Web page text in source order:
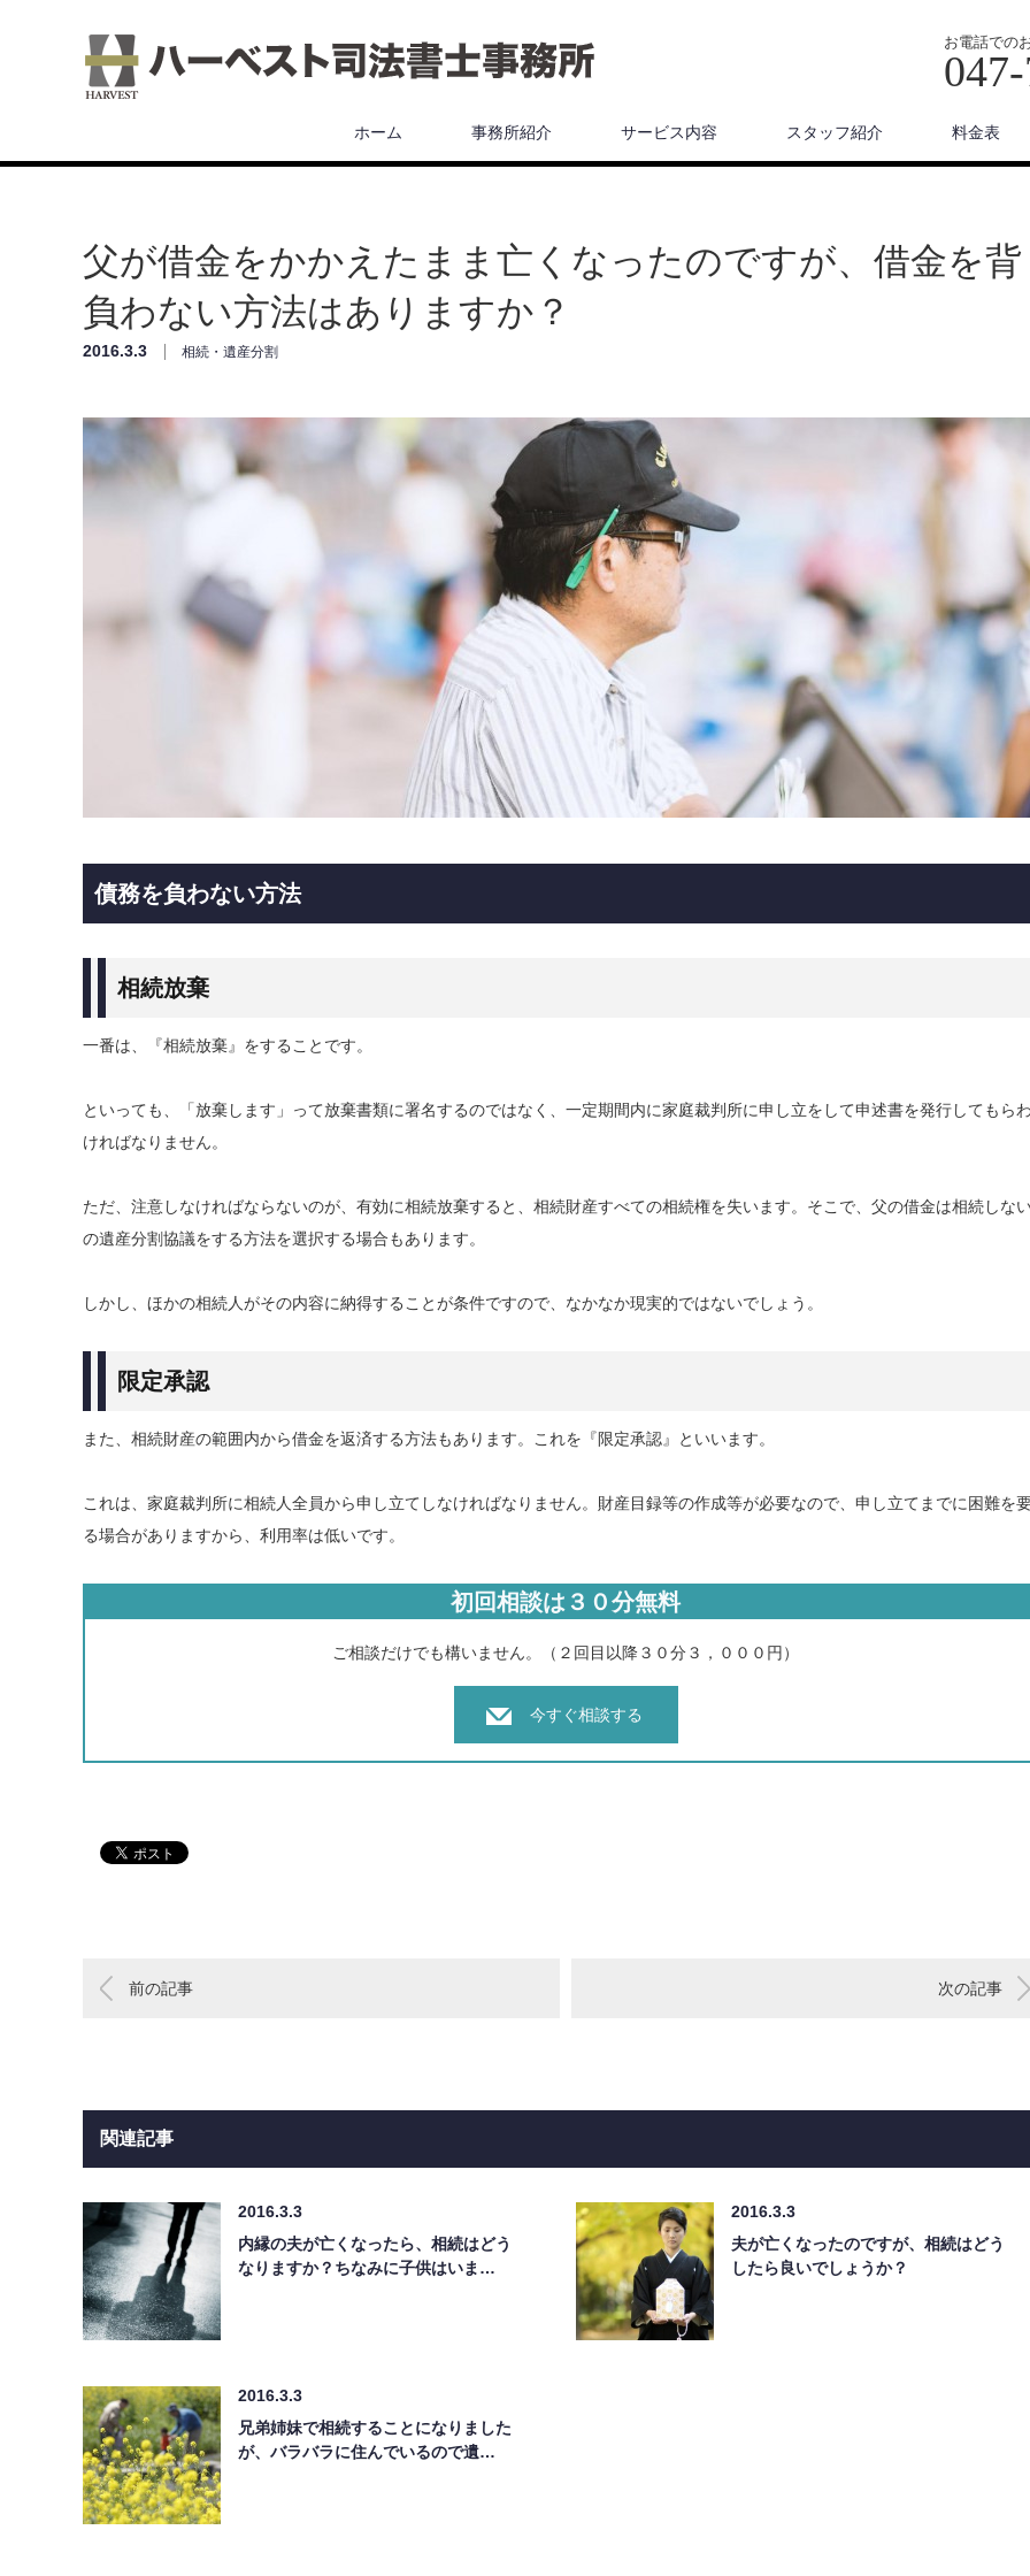
お電話での
ホーム 事務所紹介 サービス内容 スタッフ紹介 料金表
父が借金をかかえたまま亡くなったのですが、借金を背
負わない方法はありますか？
2016.3.3 相続・遺産分割
債務を負わない方法
相続放棄
一番は、『相続放棄』をすることです。
といっても、「放棄します」って放棄書類に署名するのではなく、一定期間内に家庭裁判所に申し立をして申述書を発行してもら
ければなりません。
ただ、注意しなければならないのが、有効に相続放棄すると、相続財産すべての相続権を失います。そこで、父の借金は相続しな
の遺産分割協議をする方法を選択する場合もあります。
しかし、ほかの相続人がその内容に納得することが条件ですので、なかなか現実的ではないでしょう。
限定承認
また、相続財産の範囲内から借金を返済する方法もあります。これを『限定承認』といいます。
これは、家庭裁判所に相続人全員から申し立てしなければなりません。財産目録等の作成等が必要なので、申し立てまでに困難を
る場合がありますから、利用率は低いです。
初回相談は３０分無料
ご相談だけでも構いません。（２回目以降３０分３，０００円）
今すぐ相談する
前の記事 次の記事
関連記事
2016.3.3
内縁の夫が亡くなったら、相続はどう
なりますか？ちなみに子供はいま…
2016.3.3
夫が亡くなったのですが、相続はどう
したら良いでしょうか？
2016.3.3
兄弟姉妹で相続することになりました
が、バラバラに住んでいるので遺…